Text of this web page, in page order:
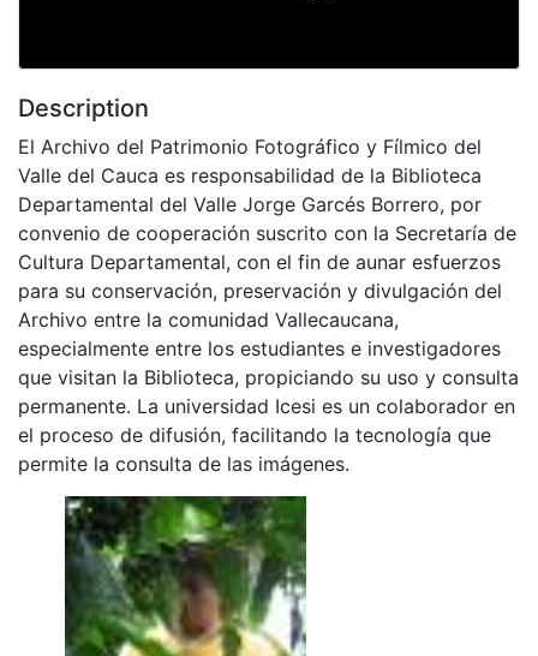
Description
El Archivo del Patrimonio Fotográfico y Fílmico del
Valle del Cauca es responsabilidad de la Biblioteca
Departamental del Valle Jorge Garcés Borrero, por
convenio de cooperación suscrito con la Secretaría de
Cultura Departamental, con el fin de aunar esfuerzos
para su conservación, preservación y divulgación del
Archivo entre la comunidad Vallecaucana,
especialmente entre los estudiantes e investigadores
que visitan la Biblioteca, propiciando su uso y consulta
permanente. La universidad Icesi es un colaborador en
el proceso de difusión, facilitando la tecnología que
permite la consulta de las imágenes.